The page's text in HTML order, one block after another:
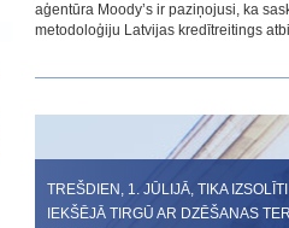
aģentūra Moody’s ir paziņojusi, ka
metodoloģiju Latvijas kredītreitings
TREŠDIEN, 1. JŪLIJĀ, TIKA
IEKŠĒJĀ TIRGŪ AR DZĒŠANAS